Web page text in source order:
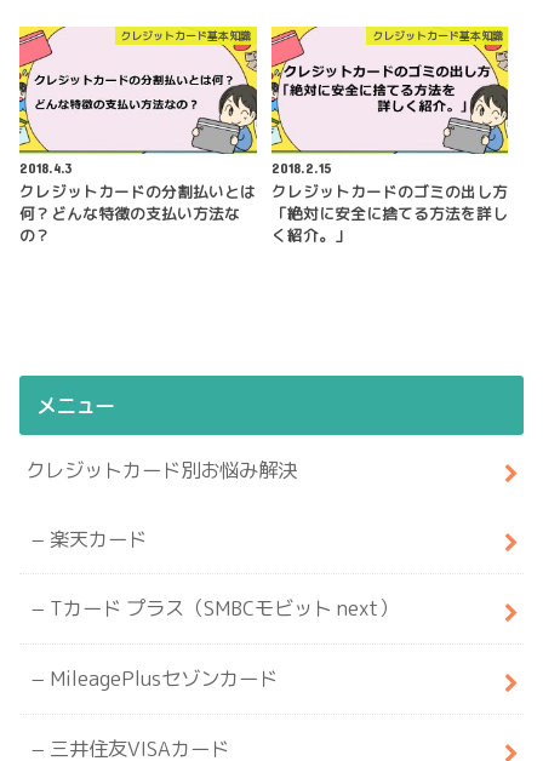
クレジットカード基本知識
2018.4.3
クレジットカードの分割払いとは
何？どんな特徴の支払い方法な
の？
クレジットカード基本知識
2018.2.15
クレジットカードのゴミの出し方
「絶対に安全に捨てる方法を詳し
く紹介。」
メニュー
クレジットカード別お悩み解決
楽天カード
Tカード プラス（SMBCモビット next）
MileagePlusセゾンカード
三井住友VISAカード